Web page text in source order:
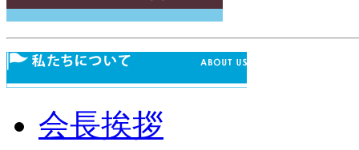
会長挨拶